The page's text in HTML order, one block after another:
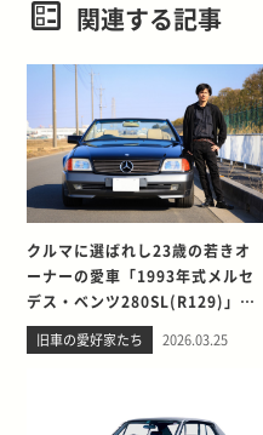
関連する記事
クルマに選ばれし23歳の若きオ
ーナーの愛車「1993年式メルセ
デス・ベンツ280SL(R129)」と
の出会い。そして別れを考える
旧車の愛好家たち 2026.03.25